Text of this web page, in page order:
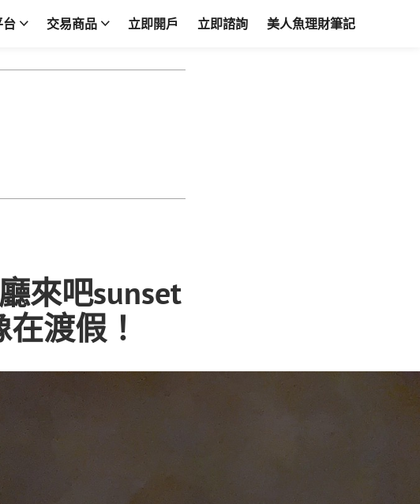
台 交易商品 立即開戶 立即諮詢 美人魚理財筆記
來吧sunset
渡假！